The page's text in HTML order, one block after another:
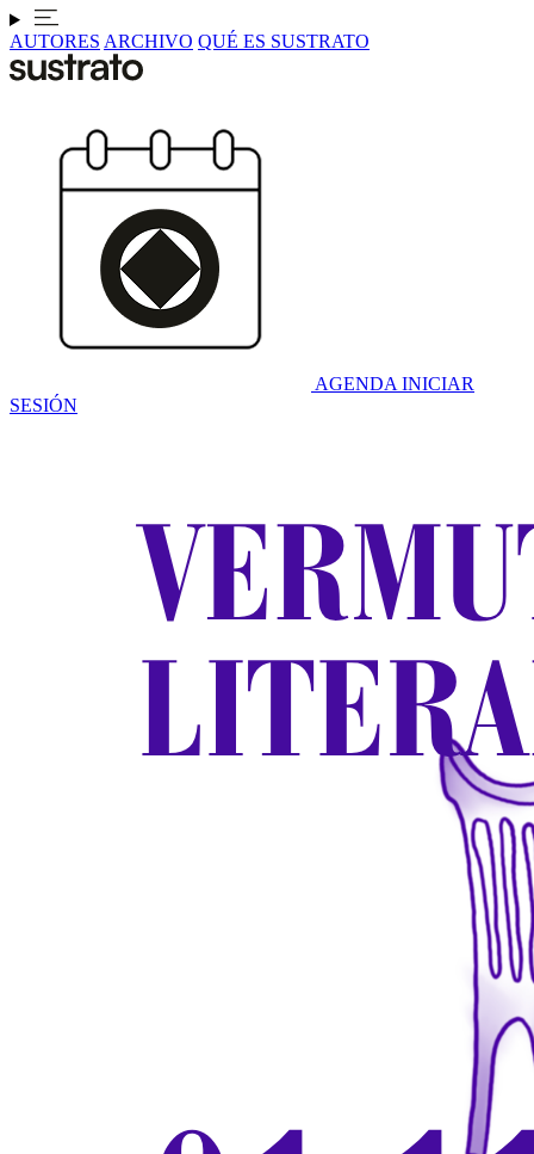
AUTORES ARCHIVO QUÉ ES SUSTRATO
AGENDA INICIAR
SESIÓN